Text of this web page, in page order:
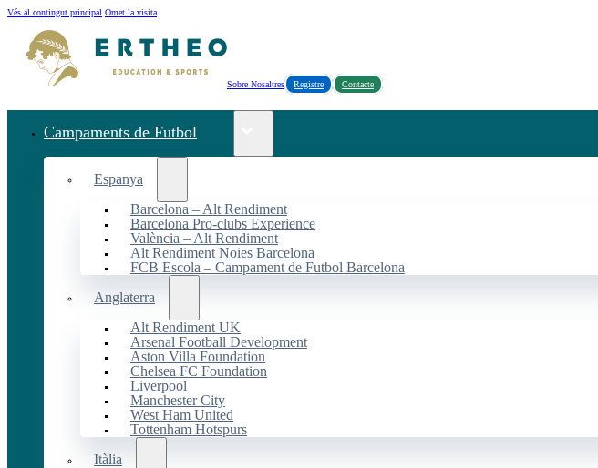
Vés al contingut principal Omet la visita
Sobre Nosaltres Registre Contacte
Campaments de Futbol
Espanya
Barcelona – Alt Rendiment
Barcelona Pro-clubs Experience
València – Alt Rendiment
Alt Rendiment Noies Barcelona
FCB Escola – Campament de Futbol Barcelona
Anglaterra
Alt Rendiment UK
Arsenal Football Development
Aston Villa Foundation
Chelsea FC Foundation
Liverpool
Manchester City
West Ham United
Tottenham Hotspurs
Itàlia